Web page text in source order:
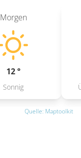
Morgen
12 °
Sonnig
Quelle: Maptoolkit